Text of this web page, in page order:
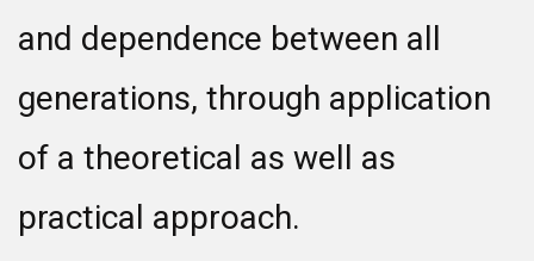
and dependence between all
generations, through application
of a theoretical as well as
practical approach.